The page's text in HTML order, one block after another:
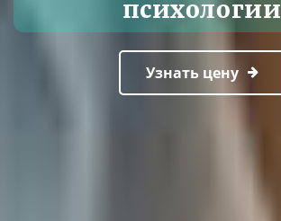
психологии
Узнать цену